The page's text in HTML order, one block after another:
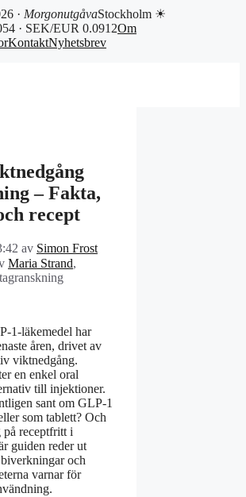
· MorgonutgåvaStockholm ☀
· SEK/EUR 0.0912Om
KontaktNyhetsbrev
– Fakta,
recept
av Simon Frost
Maria Strand,
1-läkemedel har
åren, drivet av
viktnedgång.
en enkel oral
till injektioner.
sant om GLP-1
som tablett? Och
på receptfritt i
guiden reder ut
och
varnar för